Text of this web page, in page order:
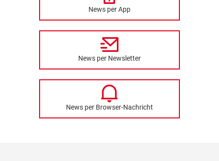
News per App
News per Newsletter
News per Browser-Nachricht